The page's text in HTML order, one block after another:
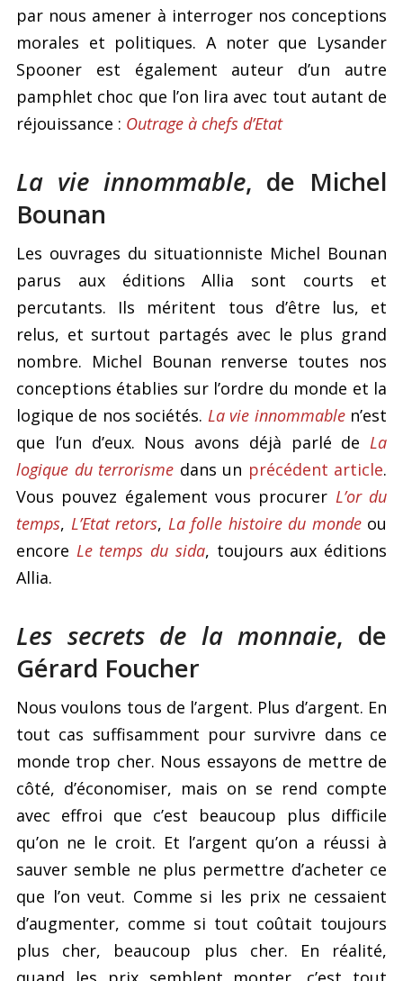
par nous amener à interroger nos conceptions
morales et politiques. A noter que Lysander
Spooner est également auteur d’un autre
pamphlet choc que l’on lira avec tout autant de
réjouissance : Outrage à chefs d’Etat
La vie innommable, de Michel
Bounan
Les ouvrages du situationniste Michel Bounan
parus aux éditions Allia sont courts et
percutants. Ils méritent tous d’être lus, et
relus, et surtout partagés avec le plus grand
nombre. Michel Bounan renverse toutes nos
conceptions établies sur l’ordre du monde et la
logique de nos sociétés. La vie innommablen’est
que l’un d’eux. Nous avons déjà parlé de La
logique du terrorisme dans un précédent article.
Vous pouvez également vous procurer L’or du
temps, L’Etat retors, La folle histoire du mondeou
encore Le temps du sida, toujours aux éditions
Allia.
Les secrets de la monnaie, de
Gérard Foucher
Nous voulons tous de l’argent. Plus d’argent. En
tout cas suffisamment pour survivre dans ce
monde trop cher. Nous essayons de mettre de
côté, d’économiser, mais on se rend compte
avec effroi que c’est beaucoup plus difficile
qu’on ne le croit. Et l’argent qu’on a réussi à
sauver semble ne plus permettre d’acheter ce
que l’on veut. Comme si les prix ne cessaient
d’augmenter, comme si tout coûtait toujours
plus cher, beaucoup plus cher. En réalité,